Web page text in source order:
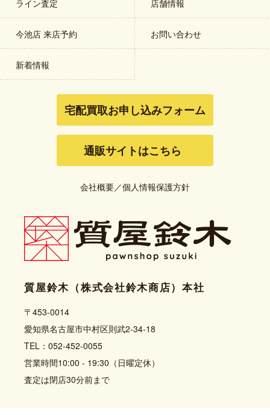
ライン査定 店舗情報
今池店 来店予約 お問い合わせ
新着情報
宅配買取お申し込みフォーム
通販サイトはこちら
会社概要／個人情報保護方針
質屋鈴木（株式会社鈴木商店）本社
〒453-0014
愛知県名古屋市中村区則武2-34-18
TEL：052-452-0055
営業時間10:00 - 19:30（日曜定休）
査定は閉店30分前まで